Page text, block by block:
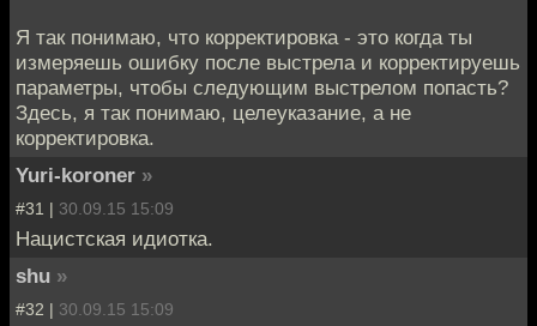
Я так понимаю, что корректировка - это когда ты
измеряешь ошибку после выстрела и корректируешь
параметры, чтобы следующим выстрелом попасть?
Здесь, я так понимаю, целеуказание, а не
корректировка.
Yuri-koroner »
#31 | 30.09.15 15:09
Нацистская идиотка.
shu »
#32 | 30.09.15 15:09